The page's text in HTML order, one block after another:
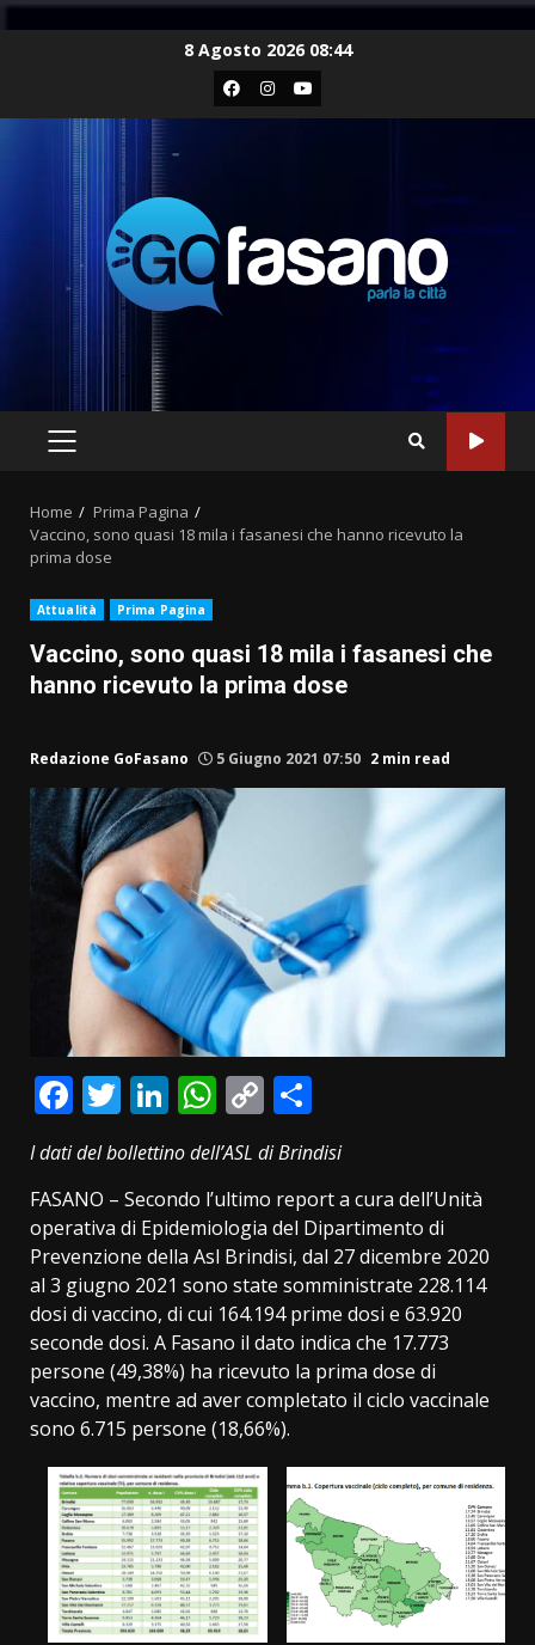
8 Agosto 2026 08:44
Facebook
Instagram
Youtube
PRIMARY
Home
Prima Pagina
Vaccino, sono quasi 18 mila i fasanesi che hanno ricevuto la
prima dose
Attualità Prima Pagina
Vaccino, sono quasi 18 mila i fasanesi che
hanno ricevuto la prima dose
Redazione GoFasano 5 Giugno 2021 07:50 2 min read
Facebook
Twitter
LinkedIn
WhatsApp
Copy
Link
I dati del bollettino dell’ASL di Brindisi
FASANO – Secondo l’ultimo report a cura dell’Unità
operativa di Epidemiologia del Dipartimento di
Prevenzione della Asl Brindisi, dal 27 dicembre 2020
al 3 giugno 2021 sono state somministrate 228.114
dosi di vaccino, di cui 164.194 prime dosi e 63.920
seconde dosi. A Fasano il dato indica che 17.773
persone (49,38%) ha ricevuto la prima dose di
vaccino, mentre ad aver completato il ciclo vaccinale
sono 6.715 persone (18,66%).